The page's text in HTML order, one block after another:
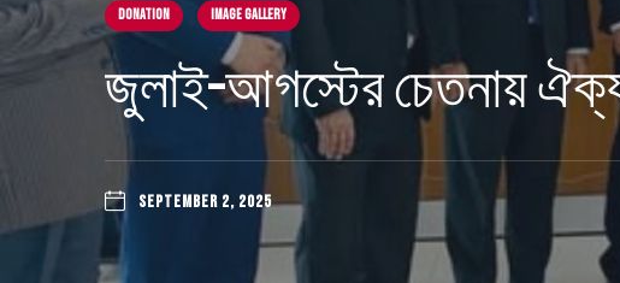
DONATION Image Gallery
জুলাই–আগস্টের চেতনায়
SEPTEMBER 2, 2025